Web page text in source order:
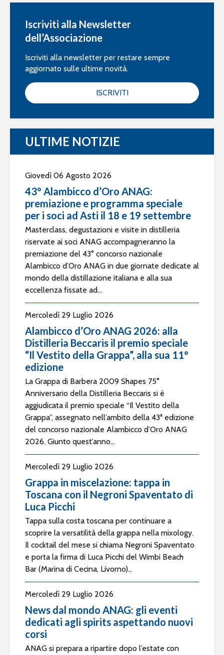
Iscriviti alla Newsletter
dell’Associazione
Iscriviti alla newsletter per restare sempre
aggiornato sulle ultime novità.
ISCRIVITI
ULTIME NOTIZIE
Giovedì 06 Agosto 2026
43° Alambicco d’Oro ANAG:
premiazione e programma speciale
per i soci ad Asti il 18 e 19 settembre
Masterclass, degustazioni e visite in distilleria
riservate ai soci ANAG accompagneranno la
premiazione del 43° concorso nazionale
Alambicco d’Oro ANAG in due giornate dedicate al
mondo della distillazione italiana e alla sua
eccellenza fissate ad...
Mercoledì 29 Luglio 2026
Alambicco d’Oro ANAG 2026: alla
Distilleria Beccaris il premio speciale
“Il Vestito della Grappa”, alla sua 11°
edizione
La Grappa di Barbera 2009 Shapes 75°
Anniversario della Distilleria Beccaris si è
aggiudicata il premio speciale “Il Vestito della
Grappa”, assegnato nell’ambito della 43ª edizione
del concorso nazionale Alambicco d’Oro ANAG
2026. Giunto quest’anno...
Mercoledì 29 Luglio 2026
Grappa in miscelazione: tappa in
Toscana con il Negroni Spaventato di
Luca Picchi
Tappa sulla costa toscana per continuare a
scoprire la versatilità della grappa nella mixology.
Il cocktail del mese si chiama Negroni Spaventato
e porta la firma di Luca Picchi del Wimbi Beach
Bar (Marina di Cecina, Livorno)...
Mercoledì 29 Luglio 2026
News dal mondo ANAG: gli eventi
dedicati agli spirits aspettando nuovi
corsi
ANAG si prepara a ripartire dopo l’estate con